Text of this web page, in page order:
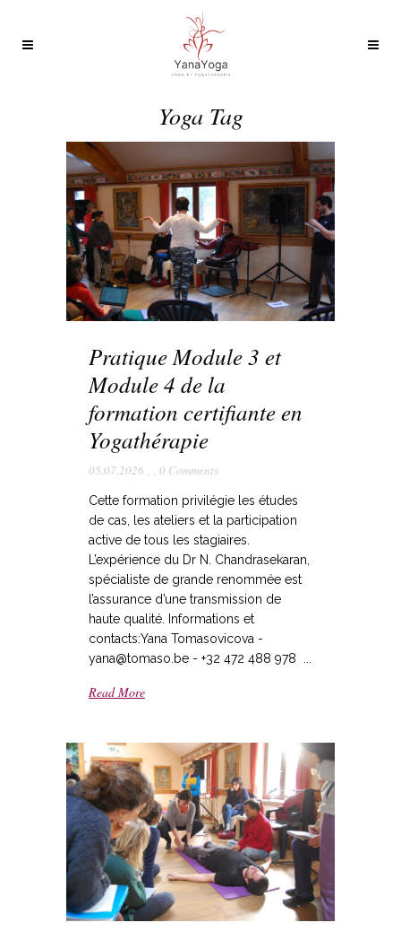
Yoga Tag
Pratique Module 3 et
Module 4 de la
formation certifiante en
Yogathérapie
05.07.2026 0 Comments
Cette formation privilégie les études
de cas, les ateliers et la participation
active de tous les stagiaires.
L’expérience du Dr N. Chandrasekaran,
spécialiste de grande renommée est
l’assurance d’une transmission de
haute qualité. Informations et
contacts:Yana Tomasovicova -
yana@tomaso.be - +32 472 488 978 ...
Read More